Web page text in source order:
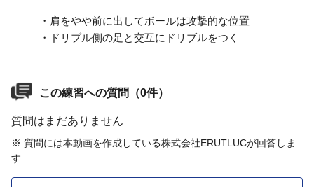
・肩をやや前に出してボールは攻撃的な位置
・ドリブル側の足と交互にドリブルをつく
この練習への質問（0件）
質問はまだありません
※ 質問には本動画を作成している株式会社ERUTLUCが回答しま
す